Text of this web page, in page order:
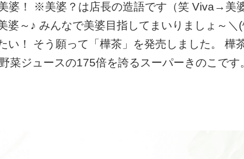
婆！ ※美婆？は店長の造語です（笑 Viva→
～♪ みんなで美婆目指してまいりましょ～＼
！ そう願って「樺茶」を発売しました。 樺
ジュースの175倍を誇るスーパーきのこです